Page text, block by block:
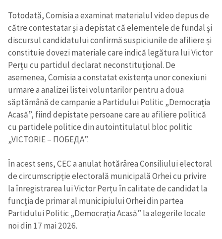
Totodată, Comisia a examinat materialul video depus de
către contestatar și a depistat că elementele de fundal și
discursul candidatului confirmă suspiciunile de afiliere și
constituie dovezi materiale care indică legătura lui Victor
Perțu cu partidul declarat neconstituțional. De
asemenea, Comisia a constatat existența unor conexiuni
urmare a analizei listei voluntarilor pentru a doua
săptămână de campanie a Partidului Politic „Democrația
Acasă”, fiind depistate persoane care au afiliere politică
cu partidele politice din autointitulatul bloc politic
„VICTORIE – ПОБЕДА”.
În acest sens, CEC a anulat hotărârea Consiliului electoral
de circumscripție electorală municipală Orhei cu privire
la înregistrarea lui Victor Perțu în calitate de candidat la
funcția de primar al municipiului Orhei din partea
Partidului Politic „Democrația Acasă” la alegerile locale
noi din 17 mai 2026.